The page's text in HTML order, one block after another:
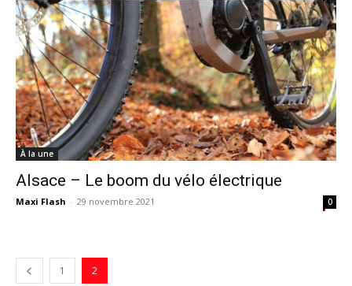
À la une
Alsace – Le boom du vélo électrique
Maxi Flash - 29 novembre 2021 0
1 2